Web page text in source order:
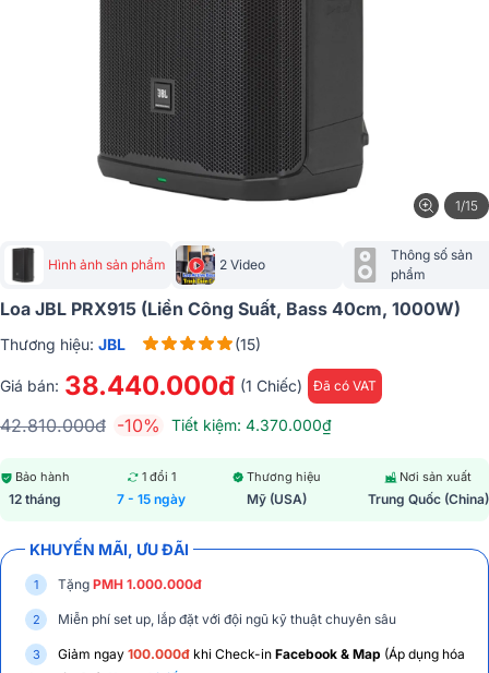
1/15
Hình ảnh sản phẩm 2 Video
Thông số sản
phẩm
Loa JBL PRX915 (Liền Công Suất, Bass 40cm, 1000W)
Thương hiệu: JBL (15)
Giá bán: 38.440.000đ (1 Chiếc) Đã có VAT
42.810.000đ -10% Tiết kiệm: 4.370.000₫
Bảo hành
12 tháng
1 đổi 1
7 - 15 ngày
Thương hiệu
Mỹ (USA)
Nơi sản xuất
Trung Quốc (China)
KHUYẾN MÃI, ƯU ĐÃI
Tặng PMH 1.000.000đ
Miễn phí set up, lắp đặt với đội ngũ kỹ thuật chuyên sâu
Giảm ngay 100.000đ khi Check-in Facebook & Map (Áp dụng hóa